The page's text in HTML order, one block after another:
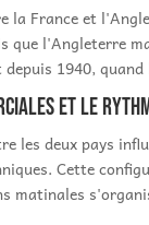
la France et
que l'Angleterre
1940,
et le
les deux pays
Cette
matinales